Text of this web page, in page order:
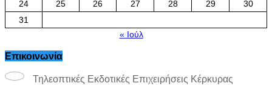
24
25 26 27 28 29
30
31
« Ιούλ
Επικοινωνία
Τηλεοπτικές Εκδοτικές Επιχειρήσεις Κέρκυρας